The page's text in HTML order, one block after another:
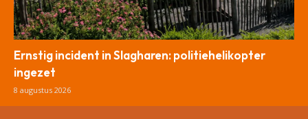
Ernstig incident in Slagharen: politiehelikopter
ingezet
8 augustus 2026